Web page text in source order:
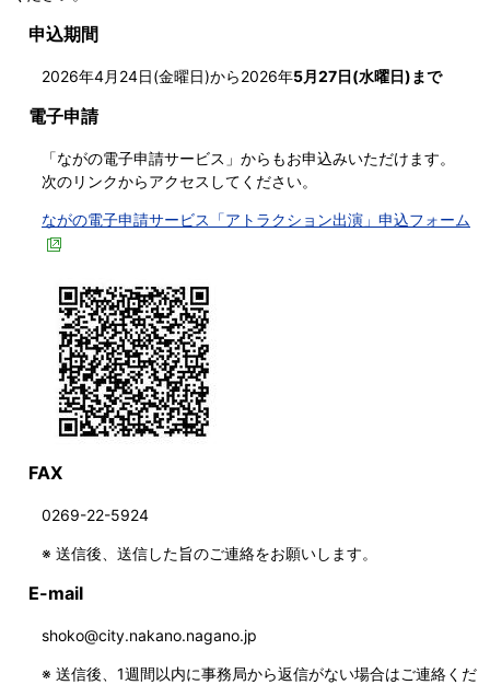
申込期間
2026年4月24日(金曜日)から2026年5月27日(水曜日)まで
電子申請
「ながの電子申請サービス」からもお申込みいただけます。
次のリンクからアクセスしてください。
ながの電子申請サービス「アトラクション出演」申込フォーム
FAX
0269-22-5924
※ 送信後、送信した旨のご連絡をお願いします。
E-mail
shoko@city.nakano.nagano.jp
※ 送信後、1週間以内に事務局から返信がない場合はご連絡くだ